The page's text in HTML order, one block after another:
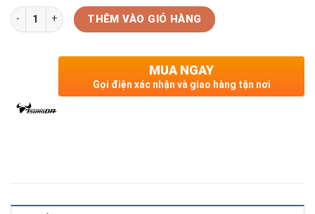
Số lượng THÊM VÀO GIỎ HÀNG
MUA NGAY
Gọi điện xác nhận và giao hàng tận nơi